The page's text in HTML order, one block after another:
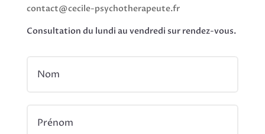
contact@cecile-psychotherapeute.fr
Consultation du lundi au vendredi sur rendez-vous.